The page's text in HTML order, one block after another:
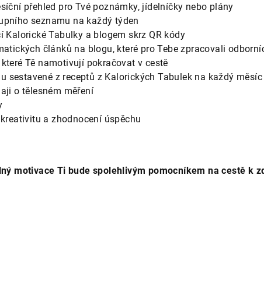
přehled pro Tvé poznámky, jídelníčky nebo plány
seznamu na každý týden
Kalorické Tabulky a blogem skrz QR kódy
článků na blogu, které pro Tebe zpracovali
Tě namotivují pokračovat v cestě
sestavené z receptů z Kalorických Tabulek na každý měsíc
o tělesném měření
a zhodnocení úspěchu
motivace Ti bude spolehlivým pomocníkem na cestě k